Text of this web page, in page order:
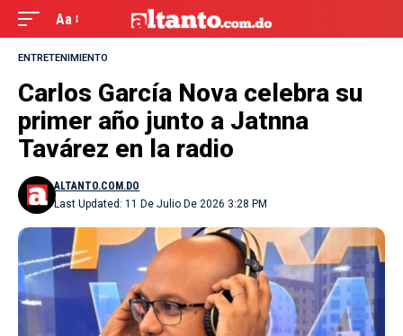
Aa
ENTRETENIMIENTO
Carlos García Nova celebra su
primer año junto a Jatnna
Tavárez en la radio
Last Updated: 11 De Julio De 2026 3:28 PM
ALTANTO.COM.DO